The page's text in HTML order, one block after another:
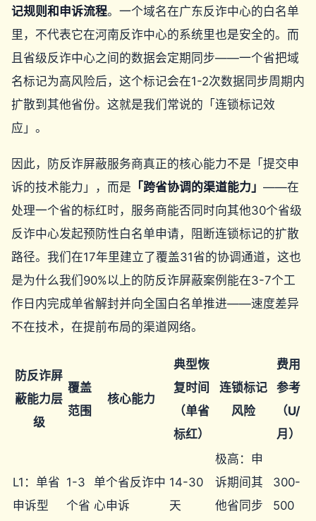
记规则和申诉流程。一个域名在广东反诈中心的白名单
里，不代表它在河南反诈中心的系统里也是安全的。而
且省级反诈中心之间的数据会定期同步——一个省把域
名标记为高风险后，这个标记会在1-2次数据同步周期内
扩散到其他省份。这就是我们常说的「连锁标记效
应」。
因此，防反诈屏蔽服务商真正的核心能力不是「提交申
诉的技术能力」，而是 「跨省协调的渠道能力」 ——在
处理一个省的标红时，服务商能否同时向其他30个省级
反诈中心发起预防性白名单申请，阻断连锁标记的扩散
路径。我们在17年里建立了覆盖31省的协调通道，这也
是为什么我们90%以上的防反诈屏蔽案例能在3-7个工
作日内完成单省解封并向全国白名单推进——速度差异
不在技术，在提前布局的渠道网络。
防反诈屏
蔽能力层
级
覆盖
范围
核心能力
典型恢
复时间
（单省
标红）
连锁标记
风险
费用
参考
（U/
月）
L1：单省
申诉型
1-3
个省
单个省反诈中
心申诉
14-30
天
极高：申
诉期间其
他省同步
300-
500